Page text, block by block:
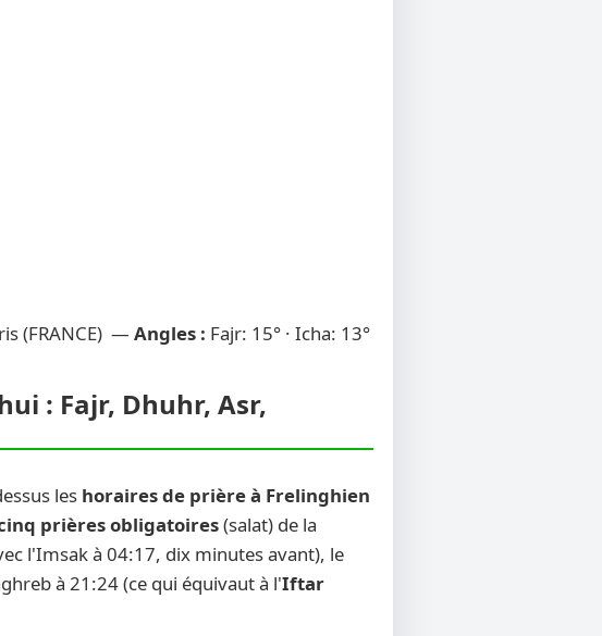
(FRANCE) — Angles : Fajr: 15° · Icha: 13°
: Fajr, Dhuhr, Asr,
les horaires de prière à Frelinghien
prières obligatoires(salat) de la
l'Imsak à 04:17, dix minutes avant), le
à 21:24 (ce qui équivaut à l'Iftar